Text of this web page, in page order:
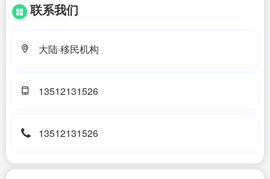
联系我们
大陆·移民机构
13512131526
13512131526